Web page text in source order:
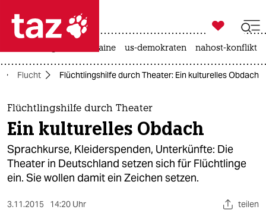
 taz zahl ich
taz zahl ich
themen
politik
öko

taz zahl ich
krieg in der ukraine us-demokraten nahost-konflikt
Flucht Flüchtlingshilfe durch Theater: Ein kulturelles Obdach
Flüchtlingshilfe durch Theater
Ein kulturelles Obdach
Sprachkurse, Kleiderspenden, Unterkünfte: Die
Theater in Deutschland setzen sich für Flüchtlinge
ein. Sie wollen damit ein Zeichen setzen.
3.11.2015 14:20 Uhr teilen